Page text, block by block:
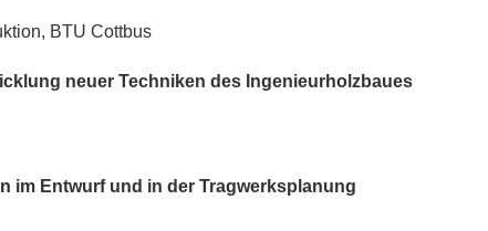
BTU Cottbus
neuer Techniken des Ingenieurholzbaues
im Entwurf und in der Tragwerksplanung